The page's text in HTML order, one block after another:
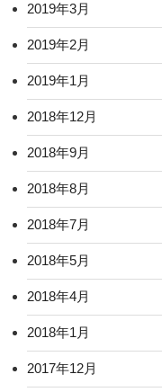
2019年3月
2019年2月
2019年1月
2018年12月
2018年9月
2018年8月
2018年7月
2018年5月
2018年4月
2018年1月
2017年12月